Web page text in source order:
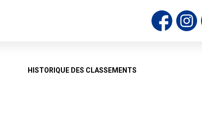
HISTORIQUE DES CLASSEMENTS